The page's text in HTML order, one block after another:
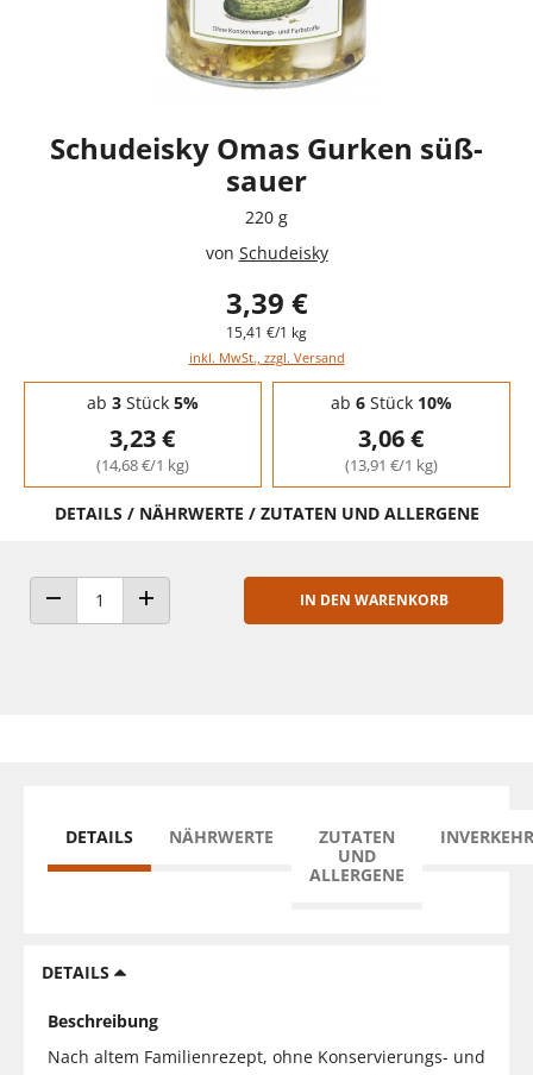
Schudeisky Omas Gurken süß-
sauer
220 g
von Schudeisky
3,39 €
15,41 €/1 kg
inkl. MwSt., zzgl. Versand
Staffelpreise - Mengenrabatt
ab 3Stück 5%
3,23 €
(14,68 €/1 kg)
ab 6Stück 10%
3,06 €
(13,91 €/1 kg)
DETAILS / NÄHRWERTE / ZUTATEN UND ALLERGENE
ANZAHL VERRINGERNANZAHL ERHÖHEN
IN DEN WARENKORB
DETAILS NÄHRWERTE
ZUTATEN
UND
ALLERGENE
DETAILS
Beschreibung
Nach altem Familienrezept, ohne Konservierungs- und